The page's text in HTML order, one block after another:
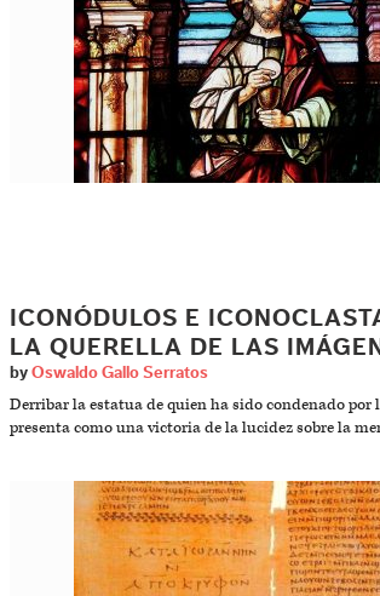
ICONÓDULOS E
LA QUERELLA DE LAS
by Oswaldo Gallo Serratos
Derribar la estatua de quien ha sido condenado por
presenta como una victoria de la lucidez sobre la